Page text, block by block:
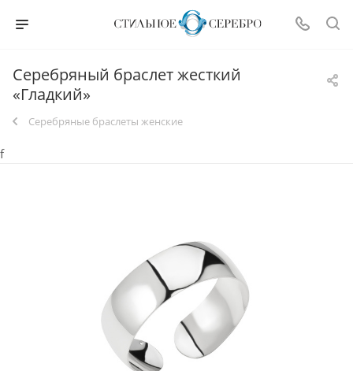
Серебряный браслет жесткий
«Гладкий»
Серебряные браслеты женские
f